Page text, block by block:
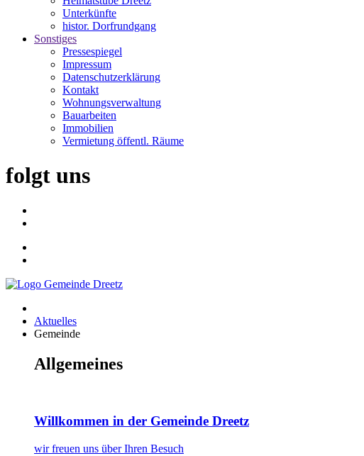
Unterkünfte
histor. Dorfrundgang
Sonstiges
Pressespiegel
Impressum
Datenschutzerklärung
Kontakt
Wohnungsverwaltung
Bauarbeiten
Immobilien
Vermietung öffentl. Räume
folgt uns
Aktuelles
Gemeinde
Allgemeines
Willkommen in der Gemeinde Dreetz
wir freuen uns über Ihren Besuch